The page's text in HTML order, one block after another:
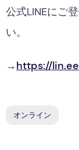
公式LINEにご
い。
→https://
オンライン